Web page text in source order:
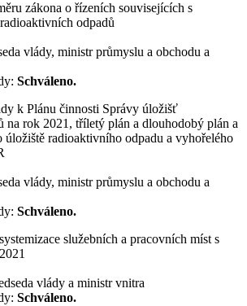
zákona o řízeních souvisejících s
odpadů
vlády, ministr průmyslu a obchodu a
Schváleno.
k Plánu činnosti Správy úložišť
na rok 2021, tříletý plán a dlouhodobý plán a
úložiště radioaktivního odpadu a vyhořelého
vlády, ministr průmyslu a obchodu a
Schváleno.
služebních a pracovních míst s
vlády a ministr vnitra
Schváleno.